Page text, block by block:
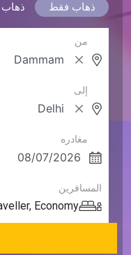
ذهاب فقط ذهاب
من
إلى
مغادره
المسافرين
,Economy